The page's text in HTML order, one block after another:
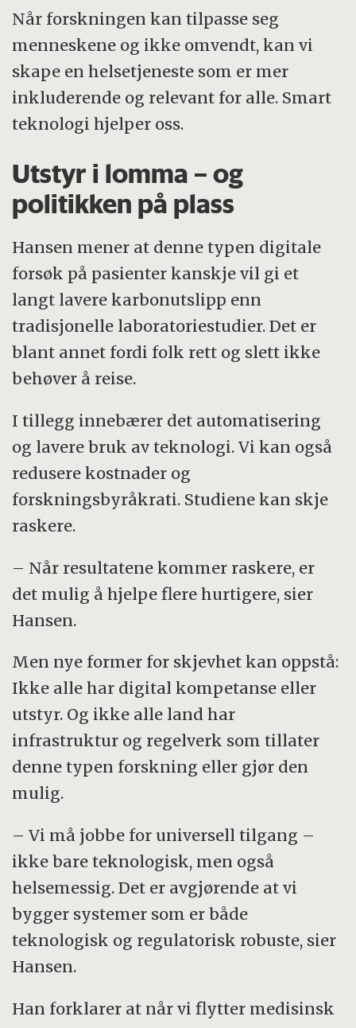
Når forskningen kan tilpasse seg
menneskene og ikke omvendt, kan vi
skape en helsetjeneste som er mer
inkluderende og relevant for alle. Smart
teknologi hjelper oss.
Utstyr i lomma – og
politikken på plass
Hansen mener at denne typen digitale
forsøk på pasienter kanskje vil gi et
langt lavere karbonutslipp enn
tradisjonelle laboratoriestudier. Det er
blant annet fordi folk rett og slett ikke
behøver å reise.
I tillegg innebærer det automatisering
og lavere bruk av teknologi. Vi kan også
redusere kostnader og
forskningsbyråkrati. Studiene kan skje
raskere.
– Når resultatene kommer raskere, er
det mulig å hjelpe flere hurtigere, sier
Hansen.
Men nye former for skjevhet kan oppstå:
Ikke alle har digital kompetanse eller
utstyr. Og ikke alle land har
infrastruktur og regelverk som tillater
denne typen forskning eller gjør den
mulig.
– Vi må jobbe for universell tilgang –
ikke bare teknologisk, men også
helsemessig. Det er avgjørende at vi
bygger systemer som er både
teknologisk og regulatorisk robuste, sier
Hansen.
Han forklarer at når vi flytter medisinsk